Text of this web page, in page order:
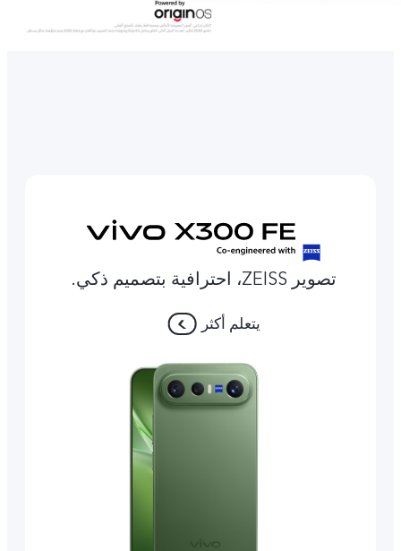
تصوير ZEISS، احترافية بتصميم ذكي.
يتعلم أكثر